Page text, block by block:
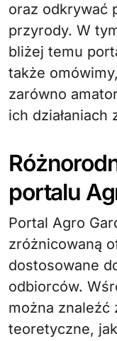
oraz odkrywać
przyrody. W
bliżej temu
także
zarówno
ich działaniach
portalu
Portal Agro
zróżnicowaną
dostosowane
odbiorców.
można znaleźć
teoretyczne,